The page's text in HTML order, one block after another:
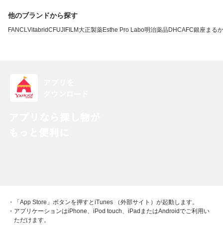
他のブランドから探す
FANCLVitabridC FUJIFILM 大正製薬Esthe Pro Labo明治薬品DHCAFC銀座まる
・「App Store」ボタンを押すとiTunes （外部サイト）が起動します。
・アプリケーションはiPhone、iPod touch、iPadまたはAndroidでご利用い
ただけます。